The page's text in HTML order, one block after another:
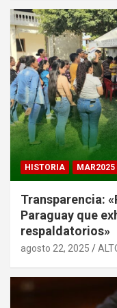
HISTORIA MAR2025
Transparencia:
Paraguay que
respaldatorios»
agosto 22, 2025